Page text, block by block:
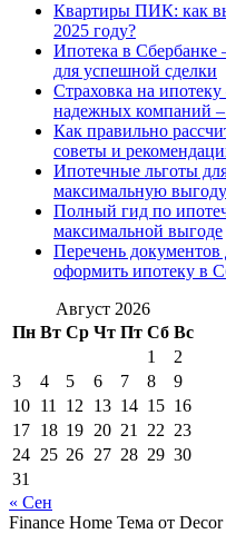
Квартиры ПИК: как
2025 году?
Ипотека в Сбербанке
для успешной сделки
Страховка на
надежных компаний
Как правильно
советы и
Ипотечные льготы
максимальную
Полный гид по
максимальной выгоде
Перечень документов
оформить ипотеку в
Август 2026
Пн Вт Ср Чт Пт Сб Вс
1
2
3
4 5 6 7 8
9
10 11 12 13 14 15 16
17 18 19 20 21 22 23
24 25 26 27 28 29 30
31
« Сен
Finance Home Тема от